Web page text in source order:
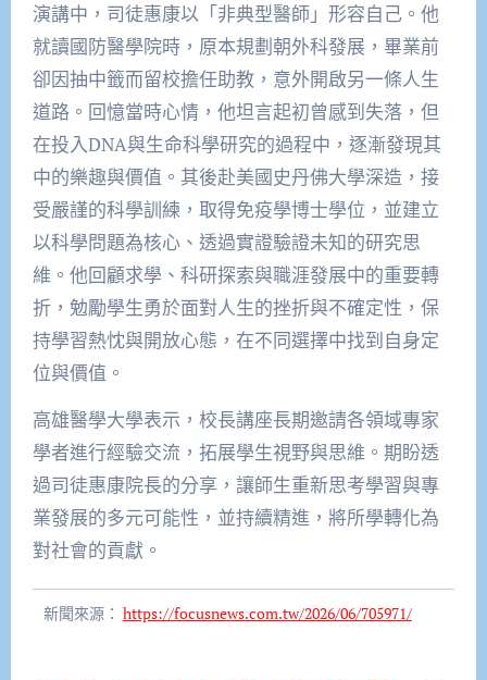
演講中，司徒惠康以「非典型醫師」形容自己。他
就讀國防醫學院時，原本規劃朝外科發展，畢業前
卻因抽中籤而留校擔任助教，意外開啟另一條人生
道路。回憶當時心情，他坦言起初曾感到失落，但
在投入DNA與生命科學研究的過程中，逐漸發現其
中的樂趣與價值。其後赴美國史丹佛大學深造，接
受嚴謹的科學訓練，取得免疫學博士學位，並建立
以科學問題為核心、透過實證驗證未知的研究思
維。他回顧求學、科研探索與職涯發展中的重要轉
折，勉勵學生勇於面對人生的挫折與不確定性，保
持學習熱忱與開放心態，在不同選擇中找到自身定
位與價值。
高雄醫學大學表示，校長講座長期邀請各領域專家
學者進行經驗交流，拓展學生視野與思維。期盼透
過司徒惠康院長的分享，讓師生重新思考學習與專
業發展的多元可能性，並持續精進，將所學轉化為
對社會的貢獻。
新聞來源： https://focusnews.com.tw/2026/06/705971/